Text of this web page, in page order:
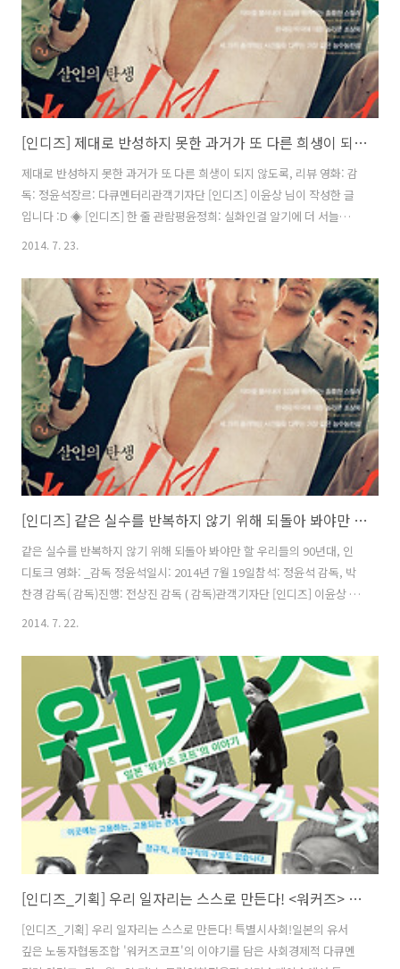
자리로,..
[인디즈] 제대로 반성하지 못한 과거가 또 다른 희생이 되지 않도록, <논픽션 다이어리> 리뷰
제대로 반성하지 못한 과거가 또 다른 희생이 되지 않도록, 리뷰 영화: 감
독: 정윤석장르: 다큐멘터리관객기자단 [인디즈] 이윤상 님이 작성한 글
입니다 :D ◈ [인디즈] 한 줄 관람평윤정희: 실화인걸 알기에 더 서늘한
다큐멘터리. 현재 우리 사회의 모습을 사실적으로 관통한다는 점에서 많
도있는 비판.이윤상: 더 이상 같은 실수를 반복하지 않기 위해선 제대로
반성해야한다. 반성하기 위해선 제대로 알아야 한다.전유진: 90년대에서
날아온 질문, 현재 대한민국은 어떻습니까? 2014년 4월 16일, 대한민국
에 믿기 힘든 사고가 일어났다. 500명에 달하는 사람들을 태운 여객선이
진도에서 침몰했다. 우리는 그 사고로 294명을 잃었다. 한명이라..
2014. 7. 23.
[인디즈] 같은 실수를 반복하지 않기 위해 되돌아 봐야만 할 우리들의 90년대, <논픽션 다이어리> 인디토크
같은 실수를 반복하지 않기 위해 되돌아 봐야만 할 우리들의 90년대, 인
디토크 영화: _감독 정윤석일시: 2014년 7월 19일참석: 정윤석 감독, 박
찬경 감독( 감독)진행: 전상진 감독 ( 감독)관객기자단 [인디즈] 이윤상 님
이 작성한 글입니다 :D 7월 19일 토요일 오후 인디스페이스에선 의 전상
있었다. 박찬경 감독은 정윤석 감독과 사제지간으로 의 시작단계부터 관
심을 가지고 도움을 주었으며, 전상진 감독 또한 정감독과 의 편집과정을
함께했다고 한다. 감독과 친분이 두텁고 이 영화에 대해 누구보다 애정을
가진 두 감독이 함께하는 자리라 훨씬 더 편안하고 여유로운 분위기로 상
영회가 진행되었다. 진행: 정윤석 감독님 지금 개봉 3일차 ..
2014. 7. 22.
[인디즈_기획] 우리 일자리는 스스로 만든다! <워커즈> 특별시사회!
[인디즈_기획] 우리 일자리는 스스로 만든다! 특별시사회!일본의 유서
깊은 노동자협동조합 '워커즈코프'의 이야기를 담은 사회경제적 다큐멘